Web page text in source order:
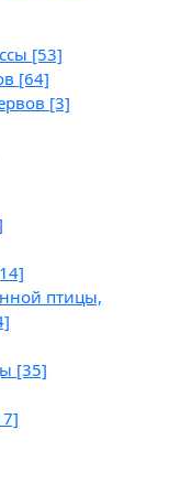
[53]
[64]
[3]
птицы,
[35]